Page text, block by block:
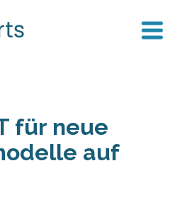
für neue
auf